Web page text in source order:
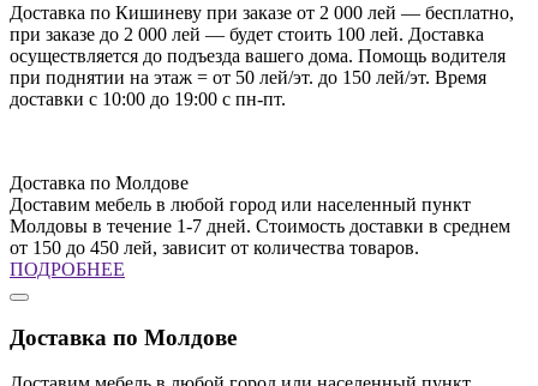
Доставка по Кишиневу при заказе от 2 000 лей — бесплатно,
при заказе до 2 000 лей — будет стоить 100 лей. Доставка
осуществляется до подъезда вашего дома. Помощь водителя
при поднятии на этаж = от 50 лей/эт. до 150 лей/эт. Время
доставки с 10:00 до 19:00 с пн-пт.
Доставка по Молдове
Доставим мебель в любой город или населенный пункт
Молдовы в течение 1-7 дней. Стоимость доставки в среднем
от 150 до 450 лей, зависит от количества товаров.
ПОДРОБНЕЕ
Доставка по Молдове